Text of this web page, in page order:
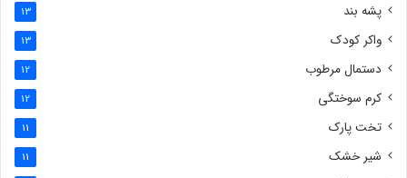
پشه بند 13
واکر کودک 13
دستمال مرطوب 12
کرم سوختگی 12
تخت پارک 11
شیر خشک 11